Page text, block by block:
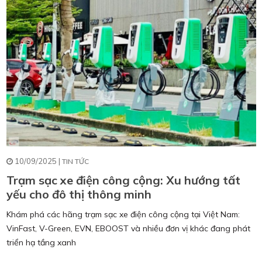
10/09/2025 | TIN TỨC
Trạm sạc xe điện công cộng: Xu hướng tất
yếu cho đô thị thông minh
Khám phá các hãng trạm sạc xe điện công cộng tại Việt Nam:
VinFast, V-Green, EVN, EBOOST và nhiều đơn vị khác đang phát
triển hạ tầng xanh